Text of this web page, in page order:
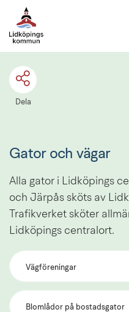
Dela
Gator och vägar
Alla gator i Lidköpings
och Järpås sköts av
Trafikverket sköter
Lidköpings centralort.
Vägföreningar
Blomlådor på bostadsgator